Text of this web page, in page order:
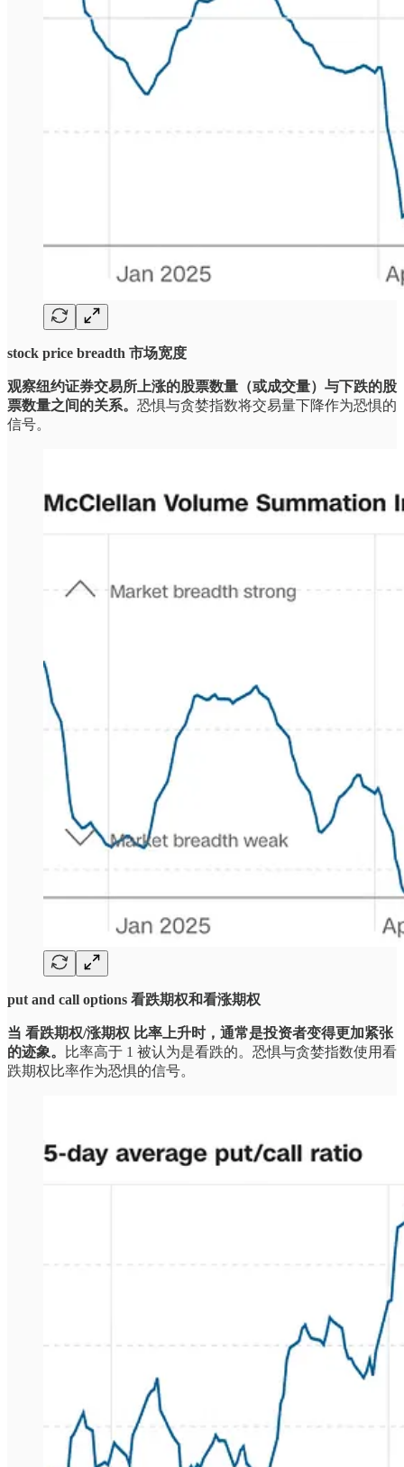
stock price breadth 市场宽度
观察纽约证券交易所上涨的股票数量（或成交量）与下跌的股
票数量之间的关系。 恐惧与贪婪指数将交易量下降作为恐惧的
信号。
put and call options 看跌期权和看涨期权
当 看跌期权/涨期权 比率上升时，通常是投资者变得更加紧张
的迹象。
比率高于 1 被认为是看跌的。恐惧与贪婪指数使用看
跌期权比率作为恐惧的信号。